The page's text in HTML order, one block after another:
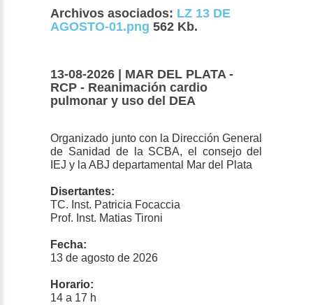
Archivos asociados: LZ 13 DE
AGOSTO-01.png 562 Kb.
13-08-2026 | MAR DEL PLATA -
RCP - Reanimación cardio
pulmonar y uso del DEA
Organizado junto con la Dirección General
de Sanidad de la SCBA, el consejo del
IEJ y la ABJ departamental Mar del Plata
Disertantes:
TC. Inst. Patricia Focaccia
Prof. Inst. Matias Tironi
Fecha:
13 de agosto de 2026
Horario:
14 a 17 h